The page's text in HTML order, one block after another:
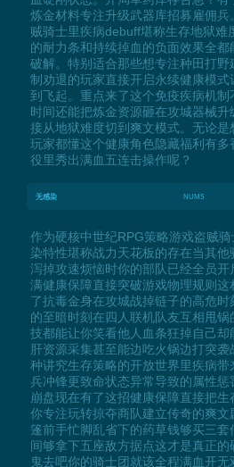
炼金材料专注升级武器库招募雇佣
贼骑士里疾病debuff堪称生存地狱难
的耐力条和持续掉血的负面效果全
破解。特别适合那些想专注种田打
制劝退的玩家直接开启永续健康模
到飞起。重点来了这个免疫疾病机
时间还能把炼金资源砸在攻城器械
接从地狱难度切到爽文模式。无论
玩家都懂这个健康角色隐藏福利有
役里秀出满血五连击操作呢？
无感染 NUM5
作为硬核中世纪RPG策略游戏盗贼
染特性堪称战力天花板的存在当其
泻掉攻速烦恼时你的部队已经全员
满健康保障直接突破游戏物理规则这
了抗毒金身在攻城战掉链子的高危
的至暗时刻在四人联机队友互相甩
技都能让你笑看他人血条狂掉自己
肝资源采集甚至能边吃火锅边打突
种讲究生存策略的开放世界里疾病
兵冲锋更致命状态异常导致的属性
崩盘现在有了这招健康保障直接把
你专注玩转掠夺商队建立传奇的爽
篷前手忙脚乱省下的药草钱够买三
间够拿下五座敌方据点这才是真正
鬼去吧你的骑士团就该全程满血开无